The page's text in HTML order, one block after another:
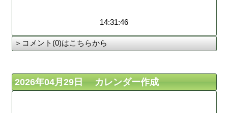
14:31:46
＞コメント(0)はこちらから
2026年04月29日 カレンダー作成